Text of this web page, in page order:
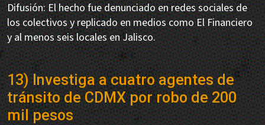
Difusión: El hecho fue denunciado en redes sociales de
los colectivos y replicado en medios como El Financiero
y al menos seis locales en Jalisco.
13) Investiga a cuatro agentes de
tránsito de CDMX por robo de 200
mil pesos